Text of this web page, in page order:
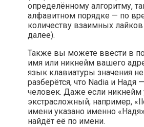
определённому алгоритму,
алфавитном порядке — по
количеству взаимных
далее).
Также вы можете ввести в
имя или никнейм вашего
язык клавиатуры значения
разберётся, что Nadia и Надя
человек. Даже если никнейм
экстрасложный, например,
имени указано именно
найдёт её по имени.